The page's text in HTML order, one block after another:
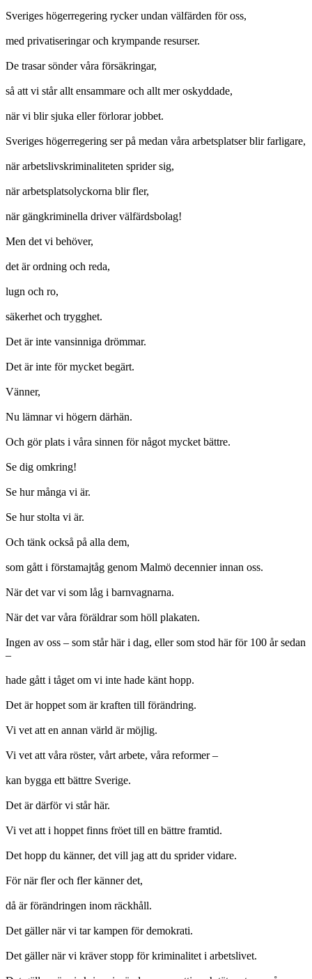
Sveriges högerregering rycker undan välfärden för oss,
med privatiseringar och krympande resurser.
De trasar sönder våra försäkringar,
så att vi står allt ensammare och allt mer oskyddade,
när vi blir sjuka eller förlorar jobbet.
Sveriges högerregering ser på medan våra arbetsplatser blir farligare,
när arbetslivskriminaliteten sprider sig,
när arbetsplatsolyckorna blir fler,
när gängkriminella driver välfärdsbolag!
Men det vi behöver,
det är ordning och reda,
lugn och ro,
säkerhet och trygghet.
Det är inte vansinniga drömmar.
Det är inte för mycket begärt.
Vänner,
Nu lämnar vi högern därhän.
Och gör plats i våra sinnen för något mycket bättre.
Se dig omkring!
Se hur många vi är.
Se hur stolta vi är.
Och tänk också på alla dem,
som gått i förstamajtåg genom Malmö decennier innan oss.
När det var vi som låg i barnvagnarna.
När det var våra föräldrar som höll plakaten.
Ingen av oss – som står här i dag, eller som stod här för 100 år sedan
–
hade gått i tåget om vi inte hade känt hopp.
Det är hoppet som är kraften till förändring.
Vi vet att en annan värld är möjlig.
Vi vet att våra röster, vårt arbete, våra reformer –
kan bygga ett bättre Sverige.
Det är därför vi står här.
Vi vet att i hoppet finns fröet till en bättre framtid.
Det hopp du känner, det vill jag att du sprider vidare.
För när fler och fler känner det,
då är förändringen inom räckhåll.
Det gäller när vi tar kampen för demokrati.
Det gäller när vi kräver stopp för kriminalitet i arbetslivet.